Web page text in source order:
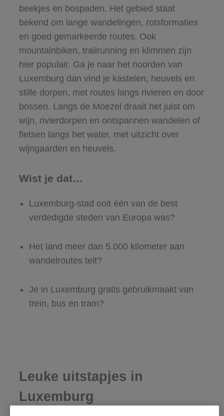
beekjes en bospaden. Het gebied staat
bekend om lange wandelingen, rotsformaties
en goed gemarkeerde routes. Ook
mountainbiken, trailrunning en klimmen zijn
hier populair. Ga je naar het noorden van
Luxemburg dan vind je kastelen, heuvels en
stille dorpen, met routes langs rivieren en door
bossen. Langs de Moezel draait het juist om
wijn, rivierdorpen en ontspannen wandelen of
fietsen langs het water, met uitzicht over
wijngaarden en heuvels.
Wist je dat…
Luxemburg-stad ooit één van de best
verdedigde steden van Europa was?
Het land meer dan 5.000 kilometer aan
wandelroutes telt?
Je in Luxemburg gratis gebruikmaakt van
trein, bus en tram?
Leuke uitstapjes in
Luxemburg